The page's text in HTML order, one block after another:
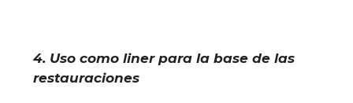
4. Uso como liner para la base de las
restauraciones